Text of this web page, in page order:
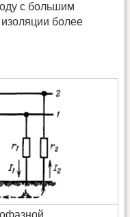
с большим
более